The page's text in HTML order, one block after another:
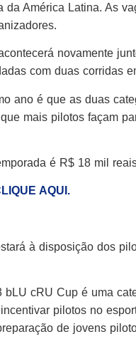
da América Latina. As
novamente
com duas corridas
ano é que as duas
mais pilotos façam
é R$ 18 mil
AQUI.
à disposição dos
bLU cRU Cup é uma
pilotos no
de jovens